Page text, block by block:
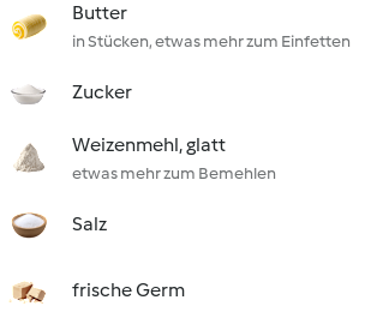
Butter
in Stücken, etwas mehr zum Einfetten
Zucker
Weizenmehl, glatt
etwas mehr zum Bemehlen
Salz
frische Germ